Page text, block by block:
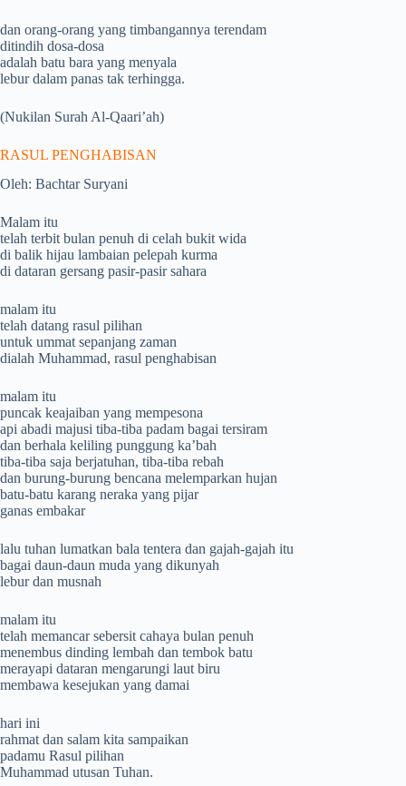
dan orang-orang yang timbangannya terendam
ditindih dosa-dosa
adalah batu bara yang menyala
lebur dalam panas tak terhingga.
(Nukilan Surah Al-Qaari’ah)
RASUL PENGHABISAN
Oleh: Bachtar Suryani
Malam itu
telah terbit bulan penuh di celah bukit wida
di balik hijau lambaian pelepah kurma
di dataran gersang pasir-pasir sahara
malam itu
telah datang rasul pilihan
untuk ummat sepanjang zaman
dialah Muhammad, rasul penghabisan
malam itu
puncak keajaiban yang mempesona
api abadi majusi tiba-tiba padam bagai tersiram
dan berhala keliling punggung ka’bah
tiba-tiba saja berjatuhan, tiba-tiba rebah
dan burung-burung bencana melemparkan hujan
batu-batu karang neraka yang pijar
ganas embakar
lalu tuhan lumatkan bala tentera dan gajah-gajah itu
bagai daun-daun muda yang dikunyah
lebur dan musnah
malam itu
telah memancar sebersit cahaya bulan penuh
menembus dinding lembah dan tembok batu
merayapi dataran mengarungi laut biru
membawa kesejukan yang damai
hari ini
rahmat dan salam kita sampaikan
padamu Rasul pilihan
Muhammad utusan Tuhan.